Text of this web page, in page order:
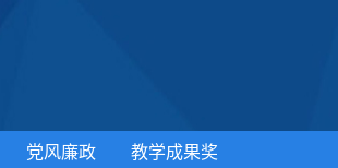
党风廉政 教学成果奖